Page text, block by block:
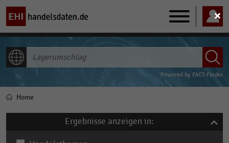
Main
navigation
Powered by FACT-Finder
Pfadnavigation
Home
Ergebnisse anzeigen in: